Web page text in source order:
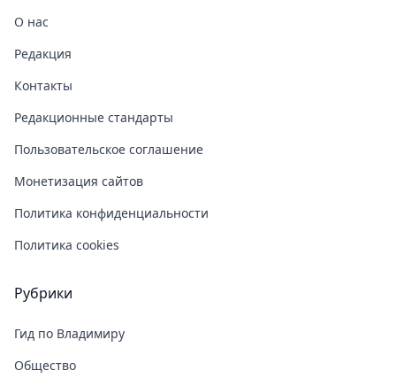
О нас
Редакция
Контакты
Редакционные стандарты
Пользовательское соглашение
Монетизация сайтов
Политика конфиденциальности
Политика cookies
Рубрики
Гид по Владимиру
Общество